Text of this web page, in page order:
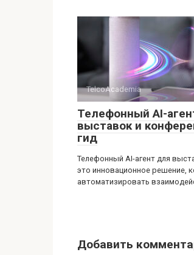
TelcoAcademia
Телефонный AI-
выставок и
гид
Телефонный AI-агент для
это инновационное решение,
автоматизировать
Добавить